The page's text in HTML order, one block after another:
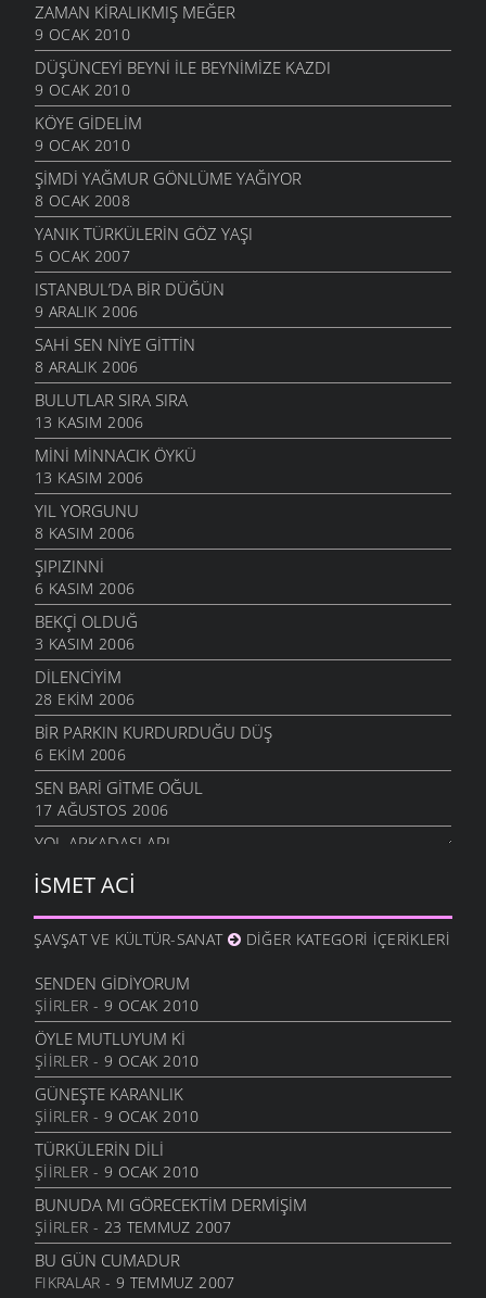
ZAMAN KIRALIKMIŞ MEĞER
9 OCAK 2010
DÜŞÜNCEYI BEYNI İLE BEYNIMIZE KAZDI
9 OCAK 2010
KÖYE GIDELIM
9 OCAK 2010
ŞIMDI YAĞMUR GÖNLÜME YAĞIYOR
8 OCAK 2008
YANIK TÜRKÜLERIN GÖZ YAŞI
5 OCAK 2007
ISTANBUL’DA BIR DÜĞÜN
9 ARALIK 2006
SAHI SEN NIYE GITTIN
8 ARALIK 2006
BULUTLAR SIRA SIRA
13 KASIM 2006
MINI MINNACIK ÖYKÜ
13 KASIM 2006
YIL YORGUNU
8 KASIM 2006
ŞIPIZINNI
6 KASIM 2006
BEKÇI OLDUĞ
3 KASIM 2006
DİLENCİYİM
28 EKIM 2006
BIR PARKIN KURDURDUĞU DÜŞ
6 EKIM 2006
SEN BARİ GİTME OĞUL
17 AĞUSTOS 2006
YOL ARKADAŞLARI
YAĞMURLU EYLÜL
5 AĞUSTOS 2006
KÜÇÜK HİKAYELER
4 AĞUSTOS 2006
BIR DAHA GÖRMEK
1 AĞUSTOS 2006
HACI NİNE
11 MAYIS 2006
YOL GÖTÜRDÜ YIL GÖTÜRDÜ
10 NISAN 2006
SULAR SOĞUK MU
31 MART 2006
BEKÇİ OLDUĞ
30 MART 2006
YAZIK
İSMET ACI
ŞAVŞAT VE KÜLTÜR-SANAT DIĞER KATEGORI İÇERIKLERI
SENDEN GIDIYORUM
ŞIIRLER - 9 OCAK 2010
ÖYLE MUTLUYUM KI
ŞIIRLER - 9 OCAK 2010
GÜNEŞTE KARANLIK
ŞIIRLER - 9 OCAK 2010
TÜRKÜLERIN DILI
ŞIIRLER - 9 OCAK 2010
BUNUDA MI GÖRECEKTIM DERMIŞIM
ŞIIRLER - 23 TEMMUZ 2007
BU GÜN CUMADUR
FIKRALAR - 9 TEMMUZ 2007